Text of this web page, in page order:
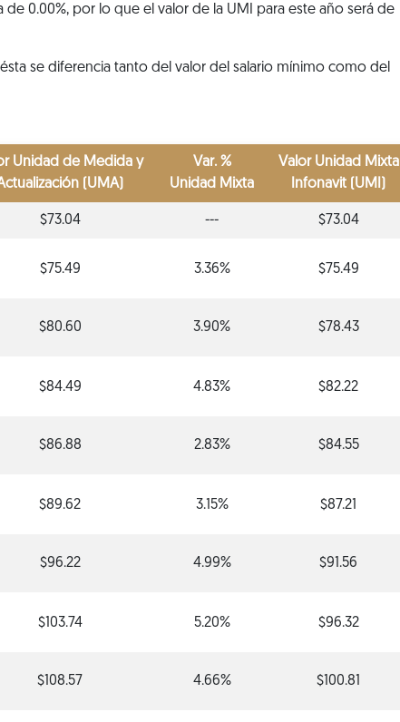
de 0.00%, por lo que el valor de la UMI para este año será de
se diferencia tanto del valor del salario mínimo como del
Unidad de Medida y
(UMA)
Var. %
Unidad Mixta
Valor Unidad Mixta
Infonavit (UMI)
$73.04 --- $73.04
$75.49 3.36% $75.49
$80.60 3.90% $78.43
$84.49 4.83% $82.22
$86.88 2.83% $84.55
$89.62 3.15% $87.21
$96.22 4.99% $91.56
$103.74 5.20% $96.32
$108.57 4.66% $100.81